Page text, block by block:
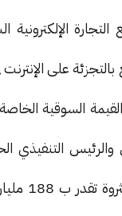
الإلكترونية
على
السوقية
التنفيذي
أغنى رجل